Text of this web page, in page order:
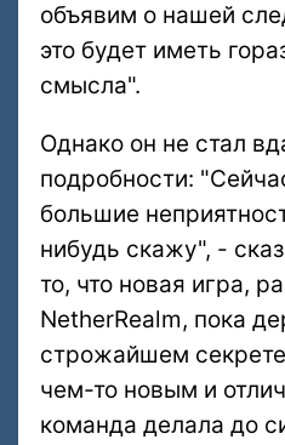
объявим о нашей
это будет иметь
смысла".
Однако он не стал
подробности:
большие
нибудь скажу", -
то, что новая игра,
NetherRealm, пока
строжайшем
чем-то новым и
команда делала до